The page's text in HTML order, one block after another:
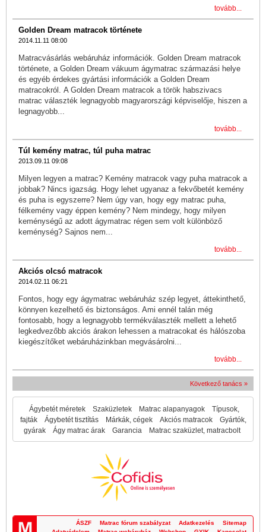
tovább...
Golden Dream matracok története
2014.11.11 08:00
Matracvásárlás webáruház információk. Golden Dream matracok
története, a Golden Dream vákuum ágymatrac származási helye
és egyéb érdekes gyártási információk a Golden Dream
matracokról. A Golden Dream matracok a török habszivacs
matrac választék legnagyobb magyarországi képviselője, hiszen a
legnagyobb...
tovább...
Túl kemény matrac, túl puha matrac
2013.09.11 09:08
Milyen legyen a matrac? Kemény matracok vagy puha matracok a
jobbak? Nincs igazság. Hogy lehet ugyanaz a fekvőbetét kemény
és puha is egyszerre? Nem úgy van, hogy egy matrac puha,
félkemény vagy éppen kemény? Nem mindegy, hogy milyen
keménységű az adott ágymatrac régen sem volt különböző
keménység? Sajnos nem...
tovább...
Akciós olcsó matracok
2014.02.11 06:21
Fontos, hogy egy ágymatrac webáruház szép legyet, áttekinthető,
könnyen kezelhető és biztonságos. Ami ennél talán még
fontosabb, hogy a legnagyobb termékválaszték mellett a lehető
legkedvezőbb akciós árakon lehessen a matracokat és hálószoba
kiegészítőket webáruházinkban megvásárolni...
tovább...
Következő tanács »
Ágybetét méretek Szaküzletek Matrac alapanyagok
Típusok,
fajták
Ágybetét tisztítás Márkák, cégek Akciós matracok
Gyártók,
gyárak
Ágy matrac árak Garancia Matrac szaküzlet, matracbolt
ÁSZF Matrac fórum szabályzat Adatkezelés
Sitemap